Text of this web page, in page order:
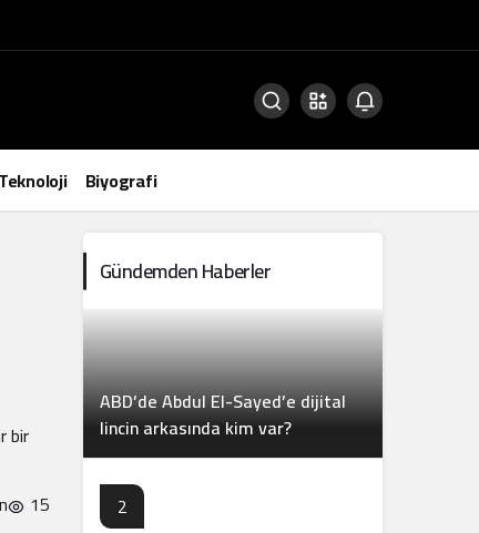
Teknoloji Biyografi
bir
15
Gündemden Haberler
ABD’de Abdul El-Sayed’e dijital
lincin arkasında kim var?
2